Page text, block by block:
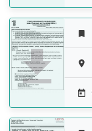



